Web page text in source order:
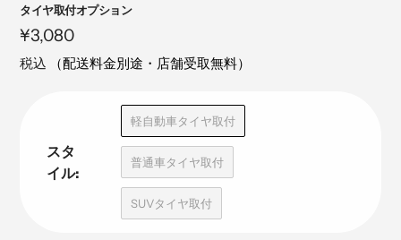
注
目
の
タイヤ取付オプション
定
価
¥3,080
税込 （配送料金別途・店舗受取無料）
スタ
イル:
軽自動車タイヤ取付
普通車タイヤ取付
SUVタイヤ取付